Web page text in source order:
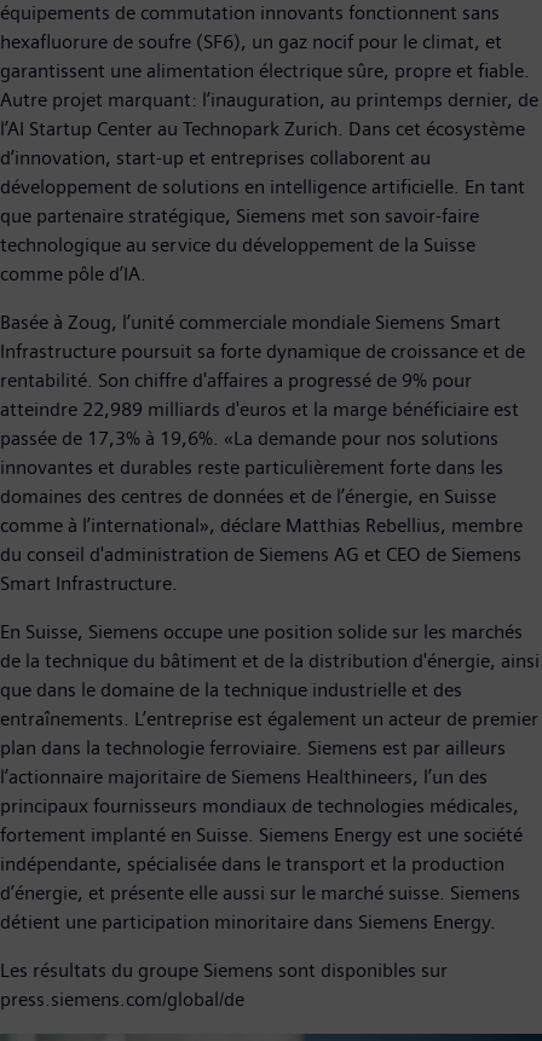
équipements de commutation innovants fonctionnent sans
hexafluorure de soufre (SF6), un gaz nocif pour le climat, et
garantissent une alimentation électrique sûre, propre et fiable.
Autre projet marquant: l’inauguration, au printemps dernier, de
l’AI Startup Center au Technopark Zurich. Dans cet écosystème
d’innovation, start-up et entreprises collaborent au
développement de solutions en intelligence artificielle. En tant
que partenaire stratégique, Siemens met son savoir-faire
technologique au service du développement de la Suisse
comme pôle d’IA.
Basée à Zoug, l’unité commerciale mondiale Siemens Smart
Infrastructure poursuit sa forte dynamique de croissance et de
rentabilité. Son chiffre d'affaires a progressé de 9% pour
atteindre 22,989 milliards d'euros et la marge bénéficiaire est
passée de 17,3% à 19,6%. «La demande pour nos solutions
innovantes et durables reste particulièrement forte dans les
domaines des centres de données et de l’énergie, en Suisse
comme à l’international», déclare Matthias Rebellius, membre
du conseil d'administration de Siemens AG et CEO de Siemens
Smart Infrastructure.
En Suisse, Siemens occupe une position solide sur les marchés
de la technique du bâtiment et de la distribution d'énergie, ainsi
que dans le domaine de la technique industrielle et des
entraînements. L’entreprise est également un acteur de premier
plan dans la technologie ferroviaire. Siemens est par ailleurs
l’actionnaire majoritaire de Siemens Healthineers, l’un des
principaux fournisseurs mondiaux de technologies médicales,
fortement implanté en Suisse. Siemens Energy est une société
indépendante, spécialisée dans le transport et la production
d’énergie, et présente elle aussi sur le marché suisse. Siemens
détient une participation minoritaire dans Siemens Energy.
Les résultats du groupe Siemens sont disponibles sur
press.siemens.com/global/de